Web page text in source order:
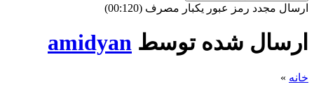
ارسال مجدد رمز عبور یکبار مصرف (00:
120
)
ارسال شده توسط amidyan
خانه »